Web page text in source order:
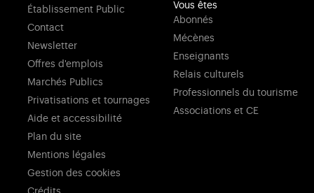
Établissement Public
Contact
Newsletter
Offres d'emplois
Marchés Publics
Privatisations et tournages
Aide et accessibilité
Plan du site
Mentions légales
Gestion des cookies
Vous êtes
Abonnés
Mécènes
Enseignants
Relais culturels
Professionnels du tourisme
Associations et CE